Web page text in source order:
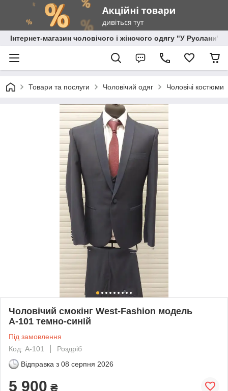
Інтернет-магазин чоловічого і жіночого одягу "У Руслани"
Товари та послуги Чоловічий одяг Чоловічі костюми
Чоловічий смокінг West-Fashion модель
А-101 темно-синій
Під замовлення
Код: А-101
Роздріб
Відправка з 08 серпня 2026
5 900 ₴